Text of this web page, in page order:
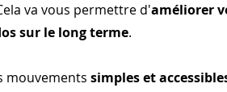
va vous permettre d'améliorer
sur le long terme.
mouvements simples et